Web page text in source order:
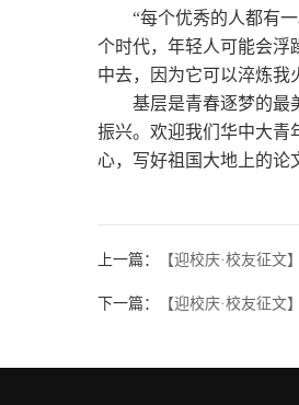
“每个优秀的人都有
个时代，年轻人可能会浮
中去，因为它可以淬炼我
基层是青春逐梦的最
振兴。欢迎我们华中大青
心，写好祖国大地上的论
上一篇： 【迎校庆·校友征文
下一篇： 【迎校庆·校友征文